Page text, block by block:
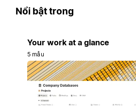
Nổi bật trong
Your work at a glance
5 mẫu